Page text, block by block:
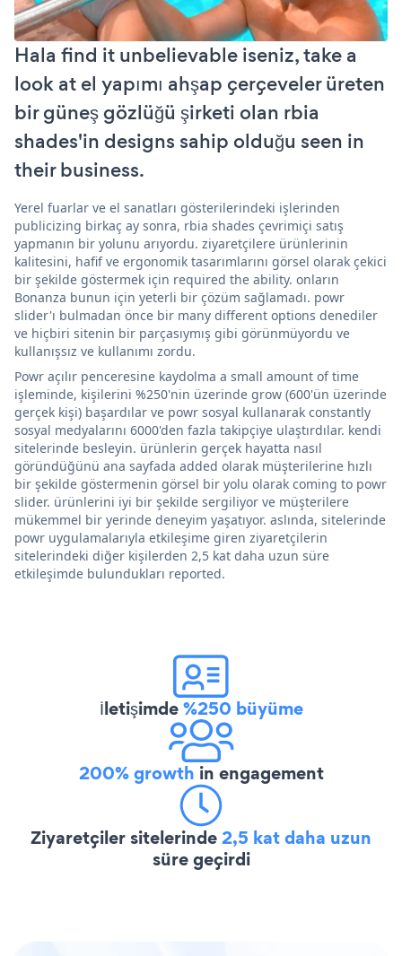
Hala find it unbelievable iseniz, take a
look at el yapımı ahşap çerçeveler üreten
bir güneş gözlüğü şirketi olan rbia
shades'in designs sahip olduğu seen in
their business.
Yerel fuarlar ve el sanatları gösterilerindeki işlerinden
publicizing birkaç ay sonra, rbia shades çevrimiçi satış
yapmanın bir yolunu arıyordu. ziyaretçilere ürünlerinin
kalitesini, hafif ve ergonomik tasarımlarını görsel olarak çekici
bir şekilde göstermek için required the ability. onların
Bonanza bunun için yeterli bir çözüm sağlamadı. powr
slider'ı bulmadan önce bir many different options denediler
ve hiçbiri sitenin bir parçasıymış gibi görünmüyordu ve
kullanışsız ve kullanımı zordu.
Powr açılır penceresine kaydolma a small amount of time
işleminde, kişilerini %250'nin üzerinde grow (600'ün üzerinde
gerçek kişi) başardılar ve powr sosyal kullanarak constantly
sosyal medyalarını 6000'den fazla takipçiye ulaştırdılar. kendi
sitelerinde besleyin. ürünlerin gerçek hayatta nasıl
göründüğünü ana sayfada added olarak müşterilerine hızlı
bir şekilde göstermenin görsel bir yolu olarak coming to powr
slider. ürünlerini iyi bir şekilde sergiliyor ve müşterilere
mükemmel bir yerinde deneyim yaşatıyor. aslında, sitelerinde
powr uygulamalarıyla etkileşime giren ziyaretçilerin
sitelerindeki diğer kişilerden 2,5 kat daha uzun süre
etkileşimde bulundukları reported.
İletişimde%250 büyüme
200% growth in engagement
Ziyaretçiler sitelerinde2,5 kat daha uzun
süre geçirdi